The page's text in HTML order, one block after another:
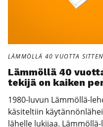
LÄMMÖLLÄ 40 VUOTTA SITTEN
Läm­möl­lä 40
teki­jä on kai­ken
1980-luvun Lämmöllä-
käsiteltiin
lähelle lukijaa.